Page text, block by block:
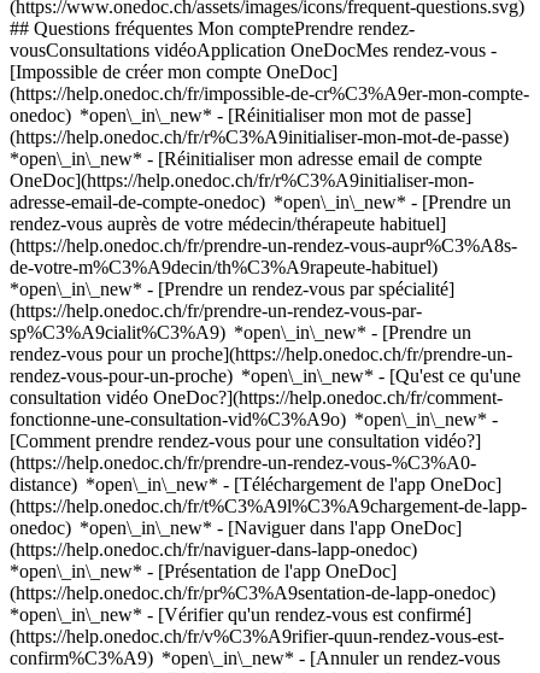
(https://www.onedoc.ch/assets/images/icons/frequent-questions.svg)
## Questions fréquentes Mon comptePrendre rendez-
vousConsultations vidéoApplication OneDocMes rendez-vous -
[Impossible de créer mon compte OneDoc]
(https://help.onedoc.ch/fr/impossible-de-cr%C3%A9er-mon-compte-
onedoc) *open\_in\_new* - [Réinitialiser mon mot de passe]
(https://help.onedoc.ch/fr/r%C3%A9initialiser-mon-mot-de-passe)
*open\_in\_new* - [Réinitialiser mon adresse email de compte
OneDoc](https://help.onedoc.ch/fr/r%C3%A9initialiser-mon-
adresse-email-de-compte-onedoc) *open\_in\_new* - [Prendre un
rendez-vous auprès de votre médecin/thérapeute habituel]
(https://help.onedoc.ch/fr/prendre-un-rendez-vous-aupr%C3%A8s-
de-votre-m%C3%A9decin/th%C3%A9rapeute-habituel)
*open\_in\_new* - [Prendre un rendez-vous par spécialité]
(https://help.onedoc.ch/fr/prendre-un-rendez-vous-par-
sp%C3%A9cialit%C3%A9) *open\_in\_new* - [Prendre un
rendez-vous pour un proche](https://help.onedoc.ch/fr/prendre-un-
rendez-vous-pour-un-proche) *open\_in\_new* - [Qu'est ce qu'une
consultation vidéo OneDoc?](https://help.onedoc.ch/fr/comment-
fonctionne-une-consultation-vid%C3%A9o) *open\_in\_new* -
[Comment prendre rendez-vous pour une consultation vidéo?]
(https://help.onedoc.ch/fr/prendre-un-rendez-vous-%C3%A0-
distance) *open\_in\_new* - [Téléchargement de l'app OneDoc]
(https://help.onedoc.ch/fr/t%C3%A9l%C3%A9chargement-de-lapp-
onedoc) *open\_in\_new* - [Naviguer dans l'app OneDoc]
(https://help.onedoc.ch/fr/naviguer-dans-lapp-onedoc)
*open\_in\_new* - [Présentation de l'app OneDoc]
(https://help.onedoc.ch/fr/pr%C3%A9sentation-de-lapp-onedoc)
*open\_in\_new* - [Vérifier qu'un rendez-vous est confirmé](https://help.onedoc.ch/fr/v%C3%A9rifier-quun-rendez-vous-est-confirm%C3%A9) *open\_in\_new* - [Annuler un rendez-vous pris en ligne sur OneDoc](https://help.onedoc.ch/fr/annuler-un-rendez-vous-pris-en-ligne-sur-onedoc) *open\_in\_new* - [Je ne reçois pas de confirmation de rendez-vous](https://help.onedoc.ch/fr/je-ne-re%C3%A7ois-pas-de-confirmation-de-rendez-vous) *open\_in\_new* [Voir tous nos articles *open\_in\_new*](https://help.onedoc.ch/fr/) close ## Modifier votre recherche ![Maison avec un signe plus annonçant qu’une consultation peut être effectuée sur place](https://www.onedoc.ch/assets/images/icons/on-site.svg) Sur place ![Caméra avec un symbole lecture annonçant qu’une consultation peut être effectuée à distance en vidéo](https://www.onedoc.ch/assets/images/icons/remote.svg) À distance Rechercher #### Spécialités #### Praticiens #### Établissements edit Détartrage à Lausanne tune Filtrer par Nouveaux patients*keyboard\_arrow\_down* - Acceptés*check\_circle* Langue parlée*keyboard\_arrow\_down* - Albanais*check\_circle* - Allemand*check\_circle* - Anglais*check\_circle* - Arabe*check\_circle* - Espagnol*check\_circle* - Français*check\_circle* - Italien*check\_circle* - Lao*check\_circle* - Persan*check\_circle* - Portugais*check\_circle* - Roumain*check\_circle* - Russe*check\_circle* - Serbe*check\_circle* - Suédois*check\_circle* - Thaï*check\_circle* - Ukrainien*check\_circle* Sexe*keyboard\_arrow\_down* - Femme*check\_circle* - Homme*check\_circle* Disponibilité*keyboard\_arrow\_down* - Disponible aujourdhui*check\_circle* - Dans les 3 prochains jours*check\_circle* - Dans les 7 prochains jours*check\_circle* - Dans les 14 prochains jours*check\_circle* # __Détartrage__ à __Lausanne__: prenez rendez-vous en ligne aujourd'hui ## 39 résultats à Lausanne [![Mme Vanessa Künzler, hygiéniste dentaire à Lausanne](https://assets.onedoc.ch/images/users/531dcd5579477bd9958f7d76322931179f610f4b08f7ba6f3d95741f71e66d62-small.jpg "Mme Vanessa Künzler, hygiéniste dentaire à Lausanne")](https://www.onedoc.ch/fr/hygieniste-dentaire/lausanne/pcn6v/vanessa-kunzler) ### [Mme Vanessa Künzler](https://www.onedoc.ch/fr/hygieniste-dentaire/lausanne/pcn6v/vanessa-kunzler) ![Badge indiquant un profil vérifié](https://www.onedoc.ch/assets/images/icons/checkmark.svg) [Hygiéniste dentaire](https://www.onedoc.ch/fr/hygieniste-dentaire/lausanne) Cabinet Künzler Rue de la Grotte 5 1003 Lausanne ![Icône patient avec un signe plus annonçant que le professionnel accepte de nouveaux patients](https://www.onedoc.ch/assets/images/icons/new-patients.svg)Accepte les nouveaux patients [Réserver un RDV](https://www.onedoc.ch/fr/hygieniste-dentaire/lausanne/pcn6v/vanessa-kunzler) Expertises: Détartrage, [Blanchiment dentaire](https://www.onedoc.ch/fr/blanchiment-dentaire/lausanne), [Bijou dentaire](https://www.onedoc.ch/fr/bijou-dentaire/lausanne), [Polissage dentaire](https://www.onedoc.ch/fr/polissage-dentaire/lausanne), [Hygiène dentaire pédiatrique](https://www.onedoc.ch/fr/hygiene-dentaire-pediatrique/lausanne)Voir plus *chevron\_left* mar. 04 août *chevron\_right* Voir plus de rendez-vous *error\_outline* Une erreur s'est produite lors du chargement des disponibilités [Réessayer](https://www.onedoc.ch) Expertises: Détartrage, [Blanchiment dentaire](https://www.onedoc.ch/fr/blanchiment-dentaire/lausanne), [Bijou dentaire](https://www.onedoc.ch/fr/bijou-dentaire/lausanne), [Polissage dentaire](https://www.onedoc.ch/fr/polissage-dentaire/lausanne), [Hygiène dentaire pédiatrique](https://www.onedoc.ch/fr/hygiene-dentaire-pediatrique/lausanne)Voir plus [![Dr. Alix Hatoum, médecin-dentiste à Lausanne](https://assets.onedoc.ch/images/users/7a6ff5f770dcb457a81df42bb564dde550a474bc57b920d0ca94882ff02a3d21-small.jpg "Dr. Alix Hatoum, médecin-dentiste à Lausanne")](https://www.onedoc.ch/fr/medecin-dentiste/lausanne/pp67/dr-alix-hatoum) ### [Dr. Alix Hatoum](https://www.onedoc.ch/fr/medecin-dentiste/lausanne/pp67/dr-alix-hatoum) ![Badge indiquant un profil vérifié](https://www.onedoc.ch/assets/images/icons/checkmark.svg) [Médecin-dentiste](https://www.onedoc.ch/fr/medecin-dentiste/lausanne) Cabinet dentaire Alix Hatoum Rue de Bourg 43 1003 Lausanne ![Icône patient avec un signe plus annonçant que le professionnel accepte de nouveaux patients](https://www.onedoc.ch/assets/images/icons/new-patients.svg)Accepte les nouveaux patients [Réserver un RDV](https://www.onedoc.ch/fr/medecin-dentiste/lausanne/pp67/dr-alix-hatoum) Expertises: Détartrage, [Implant dentaire](https://www.onedoc.ch/fr/implant-dentaire/lausanne), [Prothèse dentaire | Stellite dentaire](https://www.onedoc.ch/fr/prothese-dentaire-stellite-dentaire/lausanne)Voir plus *chevron\_left* mar. 04 août *chevron\_right* Voir plus de rendez-vous *error\_outline* Une erreur s'est produite lors du chargement des disponibilités [Réessayer](https://www.onedoc.ch) Expertises: Détartrage, [Implant dentaire](https://www.onedoc.ch/fr/implant-dentaire/lausanne), [Prothèse dentaire | Stellite dentaire](https://www.onedoc.ch/fr/prothese-dentaire-stellite-dentaire/lausanne)Voir plus [![Mme Eva Humair, hygiéniste dentaire à Lausanne](https://assets.onedoc.ch/images/users/07de7ce27c51f85e51f3dff5150f2008241fcc5212742ed9c66810efe996ed81-small.png "Mme Eva Humair, hygiéniste dentaire à Lausanne")](https://www.onedoc.ch/fr/hygieniste-dentaire/lausanne/pcqkh/eva-humair) ### [Mme Eva Humair](https://www.onedoc.ch/fr/hygieniste-dentaire/lausanne/pcqkh/eva-humair) ![Badge indiquant un profil vérifié](https://www.onedoc.ch/assets/images/icons/checkmark.svg) [Hygiéniste dentaire](https://www.onedoc.ch/fr/hygieniste-dentaire/lausanne) [Adent - Lausanne Blécherette](https://www.onedoc.ch/fr/cabinet-dentaire/lausanne/e9x1/adent-lausanne-blecherette) Route de Châtelard 54B 1018 Lausanne ![Icône patient avec un signe plus annonçant que le professionnel accepte de nouveaux patients](https://www.onedoc.ch/assets/images/icons/new-patients.svg)Accepte les nouveaux patients [Réserver un RDV](https://www.onedoc.ch/fr/hygieniste-dentaire/lausanne/pcqkh/eva-humair) Expertises: Détartrage, [Blanchiment dentaire](https://www.onedoc.ch/fr/blanchiment-dentaire/lausanne), [Bijou dentaire](https://www.onedoc.ch/fr/bijou-dentaire/lausanne), [Gingivite](https://www.onedoc.ch/fr/gingivite/lausanne), [Polissage dentaire](https://www.onedoc.ch/fr/polissage-dentaire/lausanne), [Hygiène dentaire pédiatrique](https://www.onedoc.ch/fr/hygiene-dentaire-pediatrique/lausanne)Voir plus *chevron\_left* mar. 04 août *chevron\_right* Voir plus de rendez-vous *error\_outline* Une erreur s'est produite lors du chargement des disponibilités [Réessayer](https://www.onedoc.ch) Expertises: Détartrage, [Blanchiment dentaire](https://www.onedoc.ch/fr/blanchiment-dentaire/lausanne), [Bijou dentaire](https://www.onedoc.ch/fr/bijou-dentaire/lausanne), [Gingivite](https://www.onedoc.ch/fr/gingivite/lausanne), [Polissage dentaire](https://www.onedoc.ch/fr/polissage-dentaire/lausanne), [Hygiène dentaire pédiatrique](https://www.onedoc.ch/fr/hygiene-dentaire-pediatrique/lausanne)Voir plus [![Mme Valdete Hoxha, hygiéniste dentaire à Lausanne](https://assets.onedoc.ch/images/users/edc4c977f941b21121074e6a7488111a0f7db84fe1bcb507309122b79741bfc6-small.jpg "Mme Valdete Hoxha, hygiéniste dentaire à Lausanne")](https://www.onedoc.ch/fr/hygieniste-dentaire/lausanne/pcm8u/valdete-hoxha) ### [Mme Valdete Hoxha](https://www.onedoc.ch/fr/hygieniste-dentaire/lausanne/pcm8u/valdete-hoxha) ![Badge indiquant un profil vérifié](https://www.onedoc.ch/assets/images/icons/checkmark.svg) [Hygiéniste dentaire](https://www.onedoc.ch/fr/hygieniste-dentaire/lausanne) Dental Beaulieu Rue Ecole-de-Commerce 3 1004 Lausanne ![Icône patient avec un signe plus annonçant que le professionnel accepte de nouveaux patients](https://www.onedoc.ch/assets/images/icons/new-patients.svg)Accepte les nouveaux patients [Réserver un RDV](https://www.onedoc.ch/fr/hygieniste-dentaire/lausanne/pcm8u/valdete-hoxha) Expertises: Détartrage, [Blanchiment dentaire](https://www.onedoc.ch/fr/blanchiment-dentaire/lausanne), [Bijou dentaire](https://www.onedoc.ch/fr/bijou-dentaire/lausanne), [Polissage dentaire](https://www.onedoc.ch/fr/polissage-dentaire/lausanne), [Parodontologie | Soin des gencives | Déchaussement des dents](https://www.onedoc.ch/fr/parodontologie-soin-des-gencives-dechaussement-des-dents/lausanne), [Hygiène dentaire pédiatrique](https://www.onedoc.ch/fr/hygiene-dentaire-pediatrique/lausanne)Voir plus *chevron\_left* mar. 04 août *chevron\_right* Voir plus de rendez-vous *error\_outline* Une erreur s'est produite lors du chargement des disponibilités [Réessayer](https://www.onedoc.ch) Expertises: Détartrage, [Blanchiment dentaire](https://www.onedoc.ch/fr/blanchiment-dentaire/lausanne), [Bijou dentaire](https://www.onedoc.ch/fr/bijou-dentaire/lausanne), [Polissage dentaire](https://www.onedoc.ch/fr/polissage-dentaire/lausanne), [Parodontologie | Soin des gencives | Déchaussement des dents](https://www.onedoc.ch/fr/parodontologie-soin-des-gencives-dechaussement-des-dents/lausanne), [Hygiène dentaire pédiatrique](https://www.onedoc.ch/fr/hygiene-dentaire-pediatrique/lausanne)Voir plus [![Mme Christelle Germanier, hygiéniste dentaire à Lausanne](https://assets.onedoc.ch/images/users/f111eb3115cf4e84b3685f5b114cf41e42d075853662bbe9204bf9f5282ddbba-small.png "Mme Christelle Germanier, hygiéniste dentaire à Lausanne")](https://www.onedoc.ch/fr/hygieniste-dentaire/lausanne/pcnub/christelle-germanier) ### [Mme Christelle Germanier](https://www.onedoc.ch/fr/hygieniste-dentaire/lausanne/pcnub/christelle-germanier) ![Badge indiquant un profil vérifié](https://www.onedoc.ch/assets/images/icons/checkmark.svg) [Hygiéniste dentaire](https://www.onedoc.ch/fr/hygieniste-dentaire/lausanne) [Adent - Centre dentaire de Saint-François](https://www.onedoc.ch/